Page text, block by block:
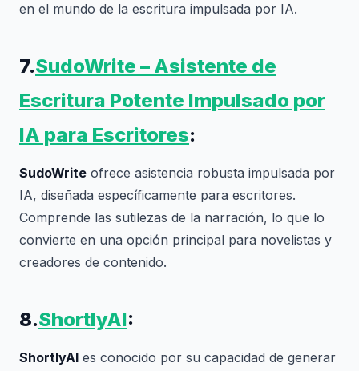
en el mundo de la escritura impulsada por IA.
7.SudoWrite – Asistente de
Escritura Potente Impulsado por
IA para Escritores:
SudoWrite ofrece asistencia robusta impulsada por
IA, diseñada específicamente para escritores.
Comprende las sutilezas de la narración, lo que lo
convierte en una opción principal para novelistas y
creadores de contenido.
8.ShortlyAI:
ShortlyAI es conocido por su capacidad de generar